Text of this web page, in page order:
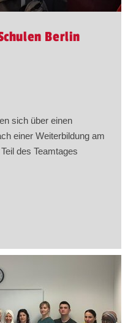
Berlin
sich über einen
einer Weiterbildung am
des Teamtages